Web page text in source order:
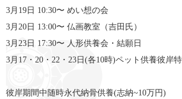
3月19日 10:30〜 めい想の会
3月20日 13:00〜 仏画教室（吉田氏）
3月23日 17:30〜 人形供養会・結願日
3月17・20・22・23日(各10時)ペット供養彼岸
彼岸期間中随時永代納骨供養(志納~10万円)